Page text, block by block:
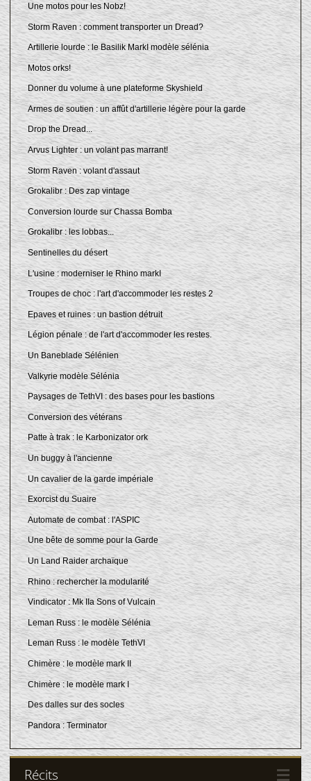
Une motos pour les Nobz!
Storm Raven : comment transporter un Dread?
Artillerie lourde : le Basilik MarkI modèle sélénia
Motos orks!
Donner du volume à une plateforme Skyshield
Armes de soutien : un affût d'artillerie légère pour la garde
Drop the Dread...
Arvus Lighter : un volant pas marrant!
Storm Raven : volant d'assaut
Grokalibr : Des zap vintage
Conversion lourde sur Chassa Bomba
Grokalibr : les lobbas...
Sentinelles du désert
L'usine : moderniser le Rhino markI
Troupes de choc : l'art d'accommoder les restes 2
Epaves et ruines : un bastion détruit
Légion pénale : de l'art d'accommoder les restes.
Un Baneblade Sélénien
Valkyrie modèle Sélénia
Paysages de TethVI : des bases pour les bastions
Conversion des vétérans
Patte à trak : le Karbonizator ork
Un buggy à l'ancienne
Un cavalier de la garde impériale
Exorcist du Suaire
Automate de combat : l'ASPIC
Une bête de somme pour la Garde
Un Land Raider archaïque
Rhino : rechercher la modularité
Vindicator : Mk IIa Sons of Vulcain
Leman Russ : le modèle Sélénia
Leman Russ : le modèle TethVI
Chimère : le modèle mark II
Chimère : le modèle mark I
Des dalles sur des socles
Pandora : Terminator
Récits